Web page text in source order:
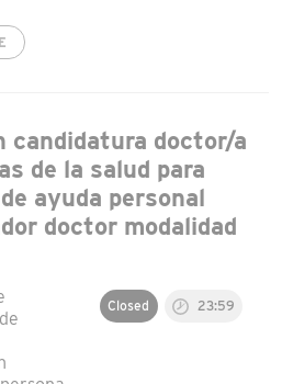
candidatura doctor/a
de la salud para
ayuda personal
doctor modalidad
Closed 23:59